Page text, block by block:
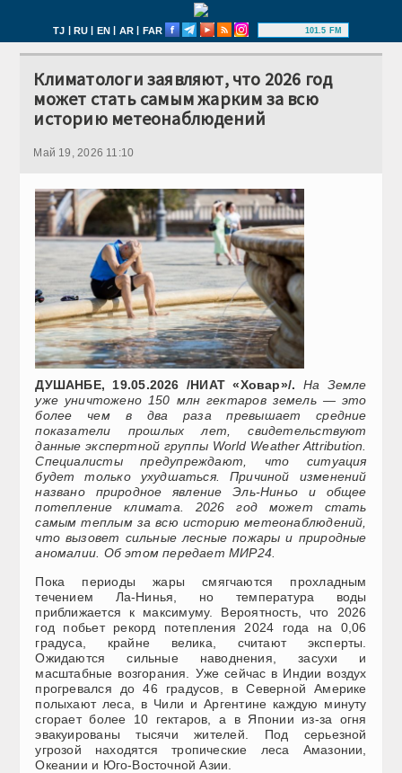
TJ | RU | EN | AR | FAR 101.5 FM
Климатологи заявляют, что 2026 год
может стать самым жарким за всю
историю метеонаблюдений
Май 19, 2026 11:10
ДУШАНБЕ, 19.05.2026 /НИАТ «Ховар»/. На Земле
уже уничтожено 150 млн гектаров земель — это
более чем в два раза превышает средние
показатели прошлых лет, свидетельствуют
данные экспертной группы World Weather Attribution.
Специалисты предупреждают, что ситуация
будет только ухудшаться. Причиной изменений
названо природное явление Эль-Ниньо и общее
потепление климата. 2026 год может стать
самым теплым за всю историю метеонаблюдений,
что вызовет сильные лесные пожары и природные
аномалии. Об этом передает МИР24.
Пока периоды жары смягчаются прохладным
течением Ла-Нинья, но температура воды
приближается к максимуму. Вероятность, что 2026
год побьет рекорд потепления 2024 года на 0,06
градуса, крайне велика, считают эксперты.
Ожидаются сильные наводнения, засухи и
масштабные возгорания. Уже сейчас в Индии воздух
прогревался до 46 градусов, в Северной Америке
полыхают леса, в Чили и Аргентине каждую минуту
сгорает более 10 гектаров, а в Японии из-за огня
эвакуированы тысячи жителей. Под серьезной
угрозой находятся тропические леса Амазонии,
Океании и Юго-Восточной Азии.